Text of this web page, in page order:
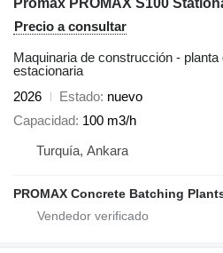
Precio a consultar
Maquinaria de construcción - planta
estacionaria
2026
Estado nuevo
Capacidad 100 m3/h
Turquía, Ankara
PROMAX Concrete Batching